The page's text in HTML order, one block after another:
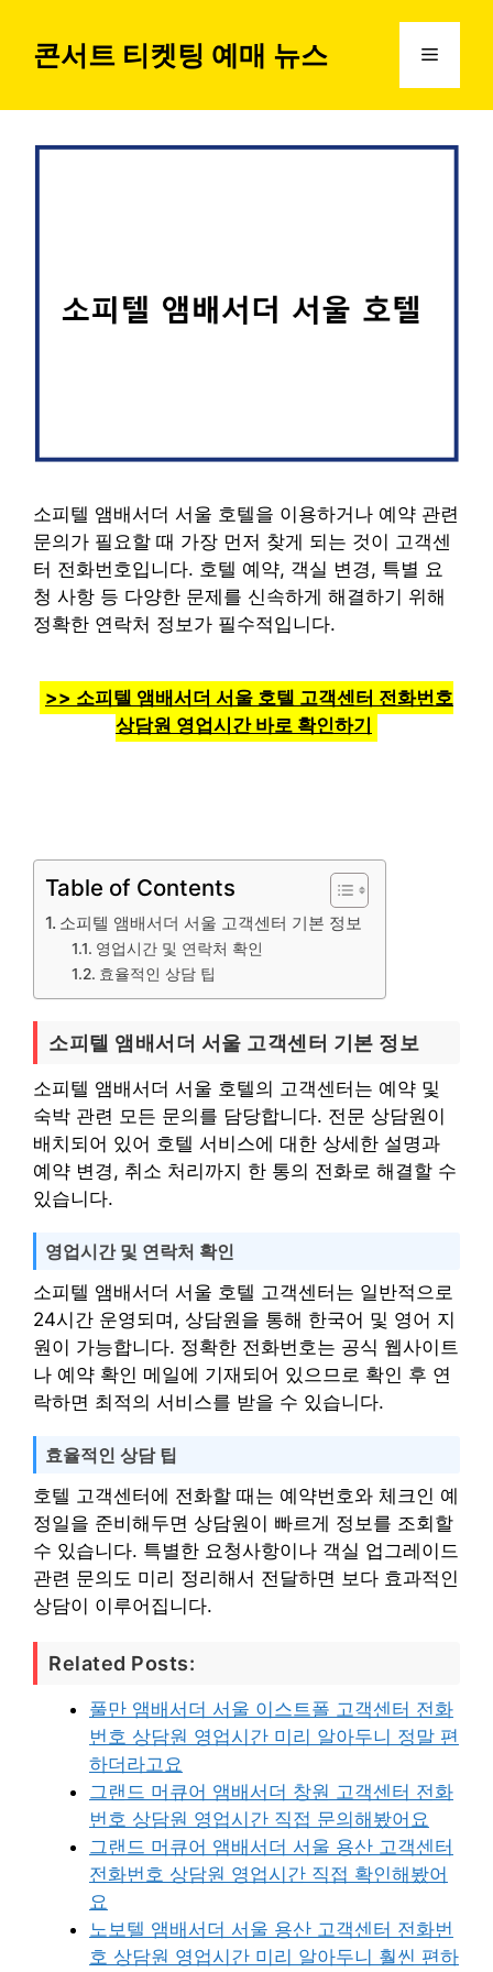
콘서트 티켓팅 예매 뉴스 메
소피텔 앰배서더 서울 호텔을 이용하거나 예약 관련
문의가 필요할 때 가장 먼저 찾게 되는 것이 고객센
터 전화번호입니다. 호텔 예약, 객실 변경, 특별 요
청 사항 등 다양한 문제를 신속하게 해결하기 위해
정확한 연락처 정보가 필수적입니다.
>> 소피텔 앰배서더 서울 호텔 고객센터 전화번호
상담원 영업시간 바로 확인하기
Table of Contents
소피텔 앰배서더 서울 고객센터 기본 정보
영업시간 및 연락처 확인
효율적인 상담 팁
소피텔 앰배서더 서울 고객센터 기본 정보
소피텔 앰배서더 서울 호텔의 고객센터는 예약 및
숙박 관련 모든 문의를 담당합니다. 전문 상담원이
배치되어 있어 호텔 서비스에 대한 상세한 설명과
예약 변경, 취소 처리까지 한 통의 전화로 해결할 수
있습니다.
영업시간 및 연락처 확인
소피텔 앰배서더 서울 호텔 고객센터는 일반적으로
24시간 운영되며, 상담원을 통해 한국어 및 영어 지
원이 가능합니다. 정확한 전화번호는 공식 웹사이트
나 예약 확인 메일에 기재되어 있으므로 확인 후 연
락하면 최적의 서비스를 받을 수 있습니다.
효율적인 상담 팁
호텔 고객센터에 전화할 때는 예약번호와 체크인 예
정일을 준비해두면 상담원이 빠르게 정보를 조회할
수 있습니다. 특별한 요청사항이나 객실 업그레이드
관련 문의도 미리 정리해서 전달하면 보다 효과적인
상담이 이루어집니다.
Related Posts:
풀만 앰배서더 서울 이스트폴 고객센터 전화
번호 상담원 영업시간 미리 알아두니 정말 편
하더라고요
그랜드 머큐어 앰배서더 창원 고객센터 전화
번호 상담원 영업시간 직접 문의해봤어요
그랜드 머큐어 앰배서더 서울 용산 고객센터
전화번호 상담원 영업시간 직접 확인해봤어
요
노보텔 앰배서더 서울 용산 고객센터 전화번
호 상담원 영업시간 미리 알아두니 훨씬 편하